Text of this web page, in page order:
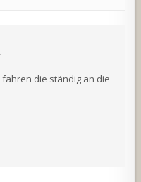
die ständig an die